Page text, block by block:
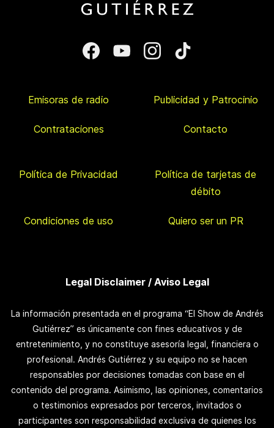
Emisoras de radio Publicidad y Patrocinio
Contrataciones Contacto
Política de Privacidad
Política de tarjetas de
débito
Condiciones de uso Quiero ser un PR
Legal Disclaimer / Aviso Legal
La información presentada en el programa “El Show de Andrés
Gutiérrez” es únicamente con fines educativos y de
entretenimiento, y no constituye asesoría legal, financiera o
profesional. Andrés Gutiérrez y su equipo no se hacen
responsables por decisiones tomadas con base en el
contenido del programa. Asimismo, las opiniones, comentarios
o testimonios expresados por terceros, invitados o
participantes son responsabilidad exclusiva de quienes los